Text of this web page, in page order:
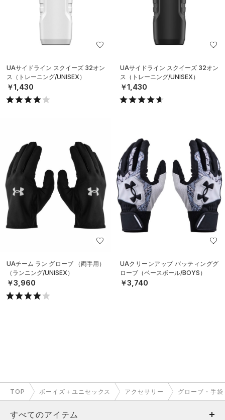
UAサイドライン スクイーズ 32オン
ス（トレーニング/UNISEX）
￥1,430
UAサイドライン スクイーズ 32オン
ス（トレーニング/UNISEX）
￥1,430
UAチーム ラン グローブ （両手用）
（ランニング/UNISEX）
￥3,960
UAクリーンアップ バッティンググ
ローブ（ベースボール/BOYS）
￥3,740
TOP ボーイズ＋ユニセックス アクセサリー グローブ・手
すべてのアイテム